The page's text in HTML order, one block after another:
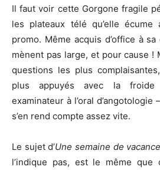
Il faut voir cette Gorgone fragile
les plateaux télé qu’elle écume
promo. Même acquis d’office à sa
mènent pas large, et pour cause !
questions les plus
plus appuyés avec la froide
examinateur à l’oral
s’en rend compte assez vite.
Le sujet d’Une semaine de
l’indique pas, est le même